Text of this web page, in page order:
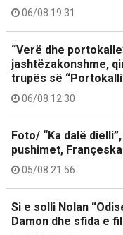
06/08 19:31
“Verë dhe
jashtëzakonshme,
trupës së
06/08 12:30
Foto/ “Ka dalë
pushimet,
05/08 21:56
Si e solli Nolan
Damon dhe sfida e